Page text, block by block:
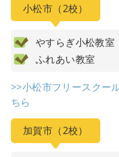
小松市（2校）
やすらぎ小松教室
ふれあい教室
>>小松市フリースクー
ちら
加賀市（2校）